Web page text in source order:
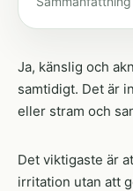
Ja, känslig och
samtidigt. Det är
eller stram och
Det viktigaste är
irritation utan att